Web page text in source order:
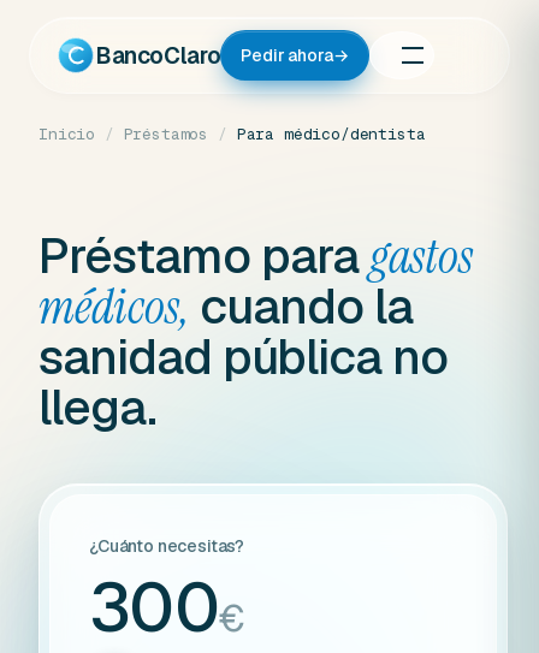
contenido
BancoClaro Pedir ahora→
Inicio / Préstamos / Para médico/dentista
Préstamo paragastos
médicos, cuando la
sanidad pública no
llega.
¿Cuánto necesitas?
300€